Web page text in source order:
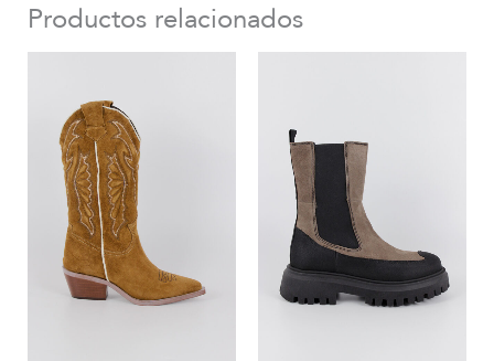
Productos relacionados